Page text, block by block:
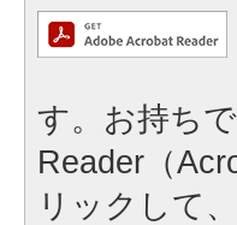
す。お持ち
Reader（
リックして